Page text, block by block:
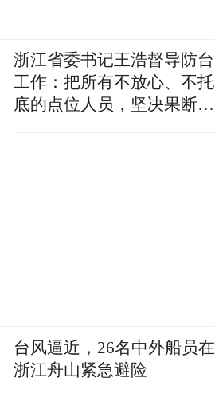
浙江省委书记王浩督导防台
工作：把所有不放心、不托
底的点位人员，坚决果断转
台风逼近，26名中外船员在
浙江舟山紧急避险